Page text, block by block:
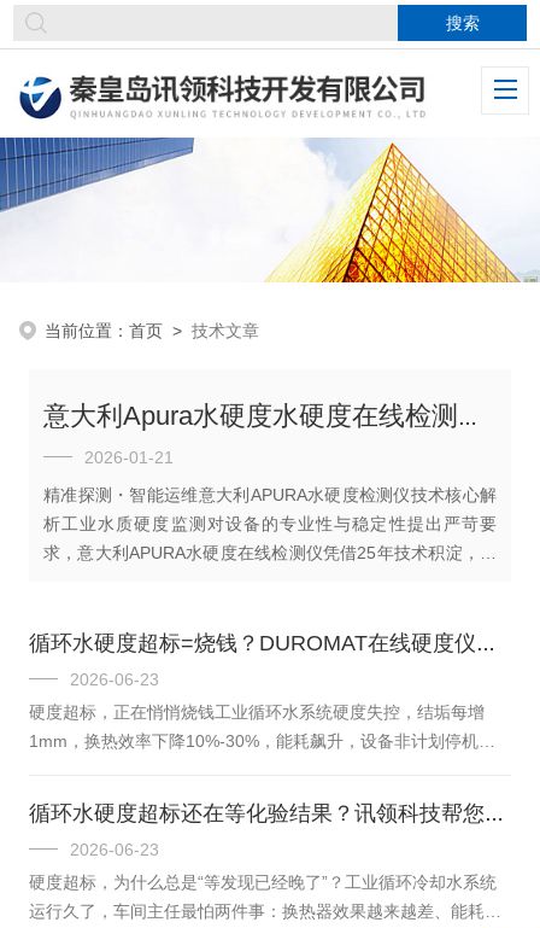
当前位置：首页 >技术文章
意大利Apura水硬度水硬度在线检测仪的技术优势是什么？
2026-01-21
精准探测・智能运维意大利APURA水硬度检测仪技术核心解
析工业水质硬度监测对设备的专业性与稳定性提出严苛要
求，意大利APURA水硬度在线检测仪凭借25年技术积淀，以
循环水硬度超标=烧钱？DUROMAT在线硬度仪，实时控垢
2026-06-23
硬度超标，正在悄悄烧钱工业循环水系统硬度失控，结垢每增
1mm，换热效率下降10%-30%，能耗飙升，设备非计划停机损
垢已经长上了。DUROMAT在线硬度分析仪：三个痛点，一套方
案讯领科技引进意大利APURA进口DUROMAT系列，滴定比色
法，量程0.22–534mg/LCaCO₃，检出限0.22mg/L。✅实时预
警：测量周期最短5分钟，硬度逼近阈值即时报警，结垢前动手处
理✅精准投加：在线数据指导加药，结垢率降低60%+，...
循环水硬度超标还在等化验结果？讯领科技帮您把损失挡在结垢之前
2026-06-23
硬度超标，为什么总是“等发现已经晚了”？工业循环冷却水系统
运行久了，车间主任最怕两件事：换热器效果越来越差、能耗往